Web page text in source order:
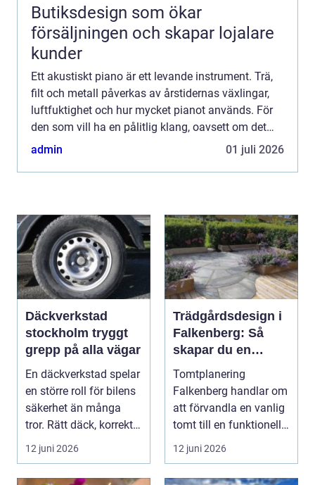
Butiksdesign som ökar
försäljningen och skapar lojalare
kunder
Ett akustiskt piano är ett levande instrument. Trä,
filt och metall påverkas av årstidernas växlingar,
luftfuktighet och hur mycket pianot används. För
den som vill ha en pålitlig klang, oavsett om det
handlar om vardagsspel, undervisning eller konse...
admin 01 juli 2026
Däckverkstad
stockholm tryggt
grepp på alla vägar
En däckverkstad spelar
en större roll för bilens
säkerhet än många
tror. Rätt däck, korrekt
monterin...
12 juni 2026
Trädgårdsdesign i
Falkenberg: Så
skapar du en
genomtänkt
trädgård som
håller över tid
Tomtplanering
Falkenberg handlar om
att förvandla en vanlig
tomt till en funktionell,
vacker oc...
12 juni 2026